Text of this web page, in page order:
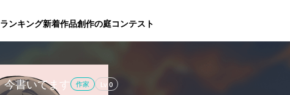
ランキング新着作品創作の庭コンテスト
今書いてます 作家 Lv. 0